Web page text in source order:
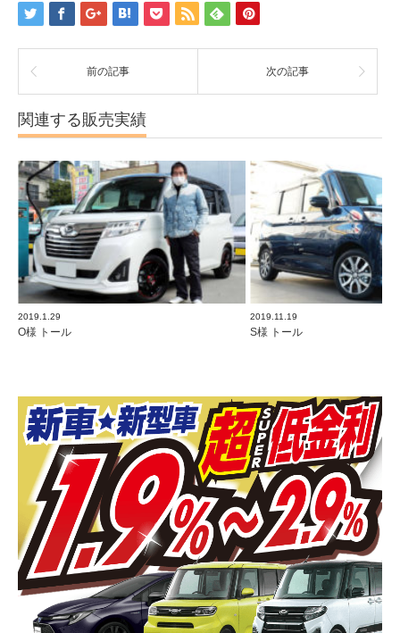
前の記事 次の記事
関連する販売実績
2019.1.29
O様 トール
2019.11.19
S様 トール